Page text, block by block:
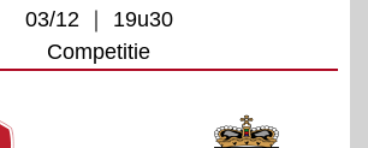
03/12 ｜ 19u30
Competitie